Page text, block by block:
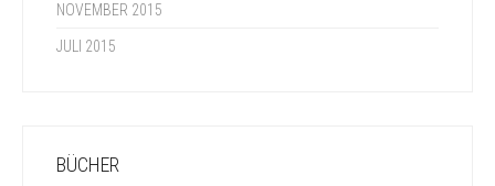
NOVEMBER 2015
JULI 2015
BÜCHER